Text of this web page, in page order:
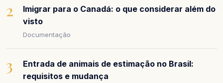
2
Imigrar para o Canadá: o que considerar além do
visto
Documentação
3
Entrada de animais de estimação no Brasil:
requisitos e mudança